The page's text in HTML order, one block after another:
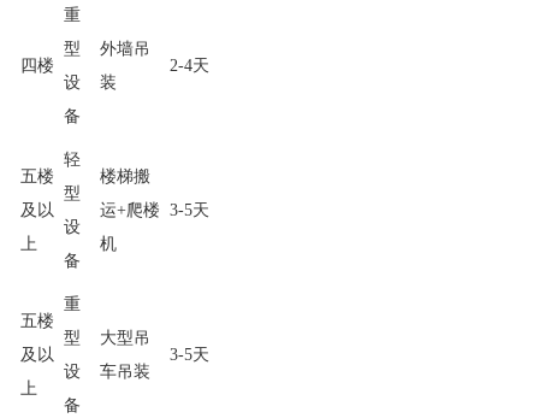
四楼
重
型
设
备
外墙吊
装
2-4天
五楼
及以
上
轻
型
设
备
楼梯搬
运+爬楼
机
3-5天
五楼
及以
上
重
型
设
备
大型吊
车吊装
3-5天